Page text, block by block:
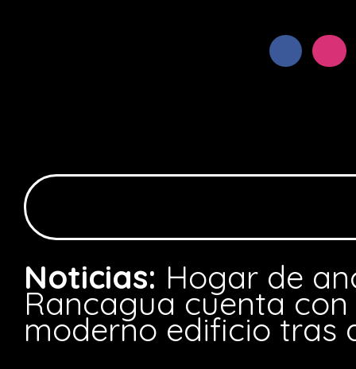
Noticias: Hogar de
Rancagua cuenta
moderno edificio tras